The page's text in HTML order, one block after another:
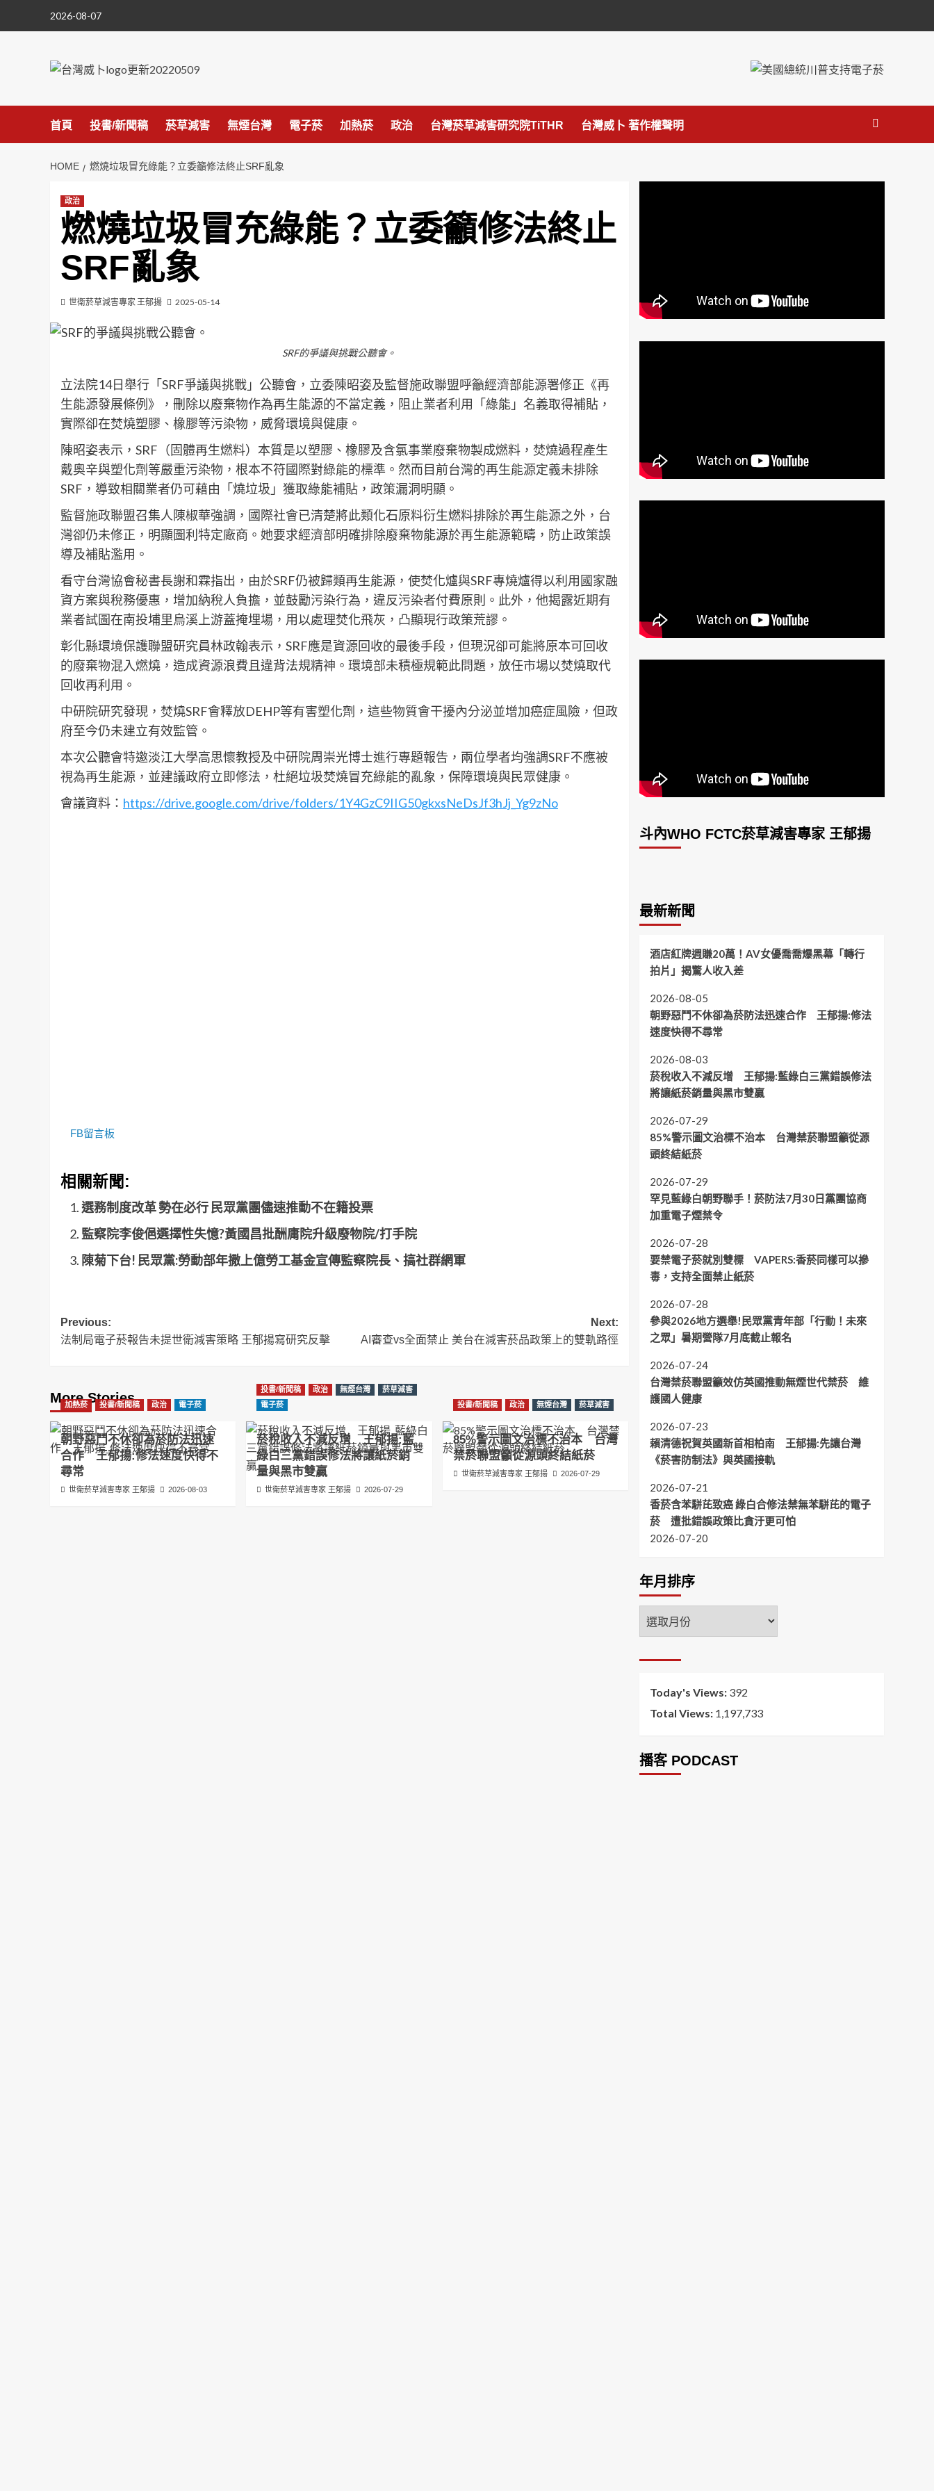
2026-08-07
首頁 投書/新聞稿 菸草減害 無煙台灣 電子菸 加熱菸 政治 台灣菸草減害研究院TiTHR 台灣威卜 著作權聲明
HOME 燃燒垃圾冒充綠能？立委籲修法終止SRF亂象
政治
燃燒垃圾冒充綠能？立委籲修法終止
SRF亂象
世衛菸草減害專家 王郁揚 2025-05-14
SRF的爭議與挑戰公聽會。
立法院14日舉行「SRF爭議與挑戰」公聽會，立委陳昭姿及監督施政聯盟呼籲經濟部能源署修正《再
生能源發展條例》，刪除以廢棄物作為再生能源的不當定義，阻止業者利用「綠能」名義取得補貼，
實際卻在焚燒塑膠、橡膠等污染物，威脅環境與健康。
陳昭姿表示，SRF（固體再生燃料）本質是以塑膠、橡膠及含氯事業廢棄物製成燃料，焚燒過程產生
戴奧辛與塑化劑等嚴重污染物，根本不符國際對綠能的標準。然而目前台灣的再生能源定義未排除
SRF，導致相關業者仍可藉由「燒垃圾」獲取綠能補貼，政策漏洞明顯。
監督施政聯盟召集人陳椒華強調，國際社會已清楚將此類化石原料衍生燃料排除於再生能源之外，台
灣卻仍未修正，明顯圖利特定廠商。她要求經濟部明確排除廢棄物能源於再生能源範疇，防止政策誤
導及補貼濫用。
看守台灣協會秘書長謝和霖指出，由於SRF仍被歸類再生能源，使焚化爐與SRF專燒爐得以利用國家融
資方案與稅務優惠，增加納稅人負擔，並鼓勵污染行為，違反污染者付費原則。此外，他揭露近期有
業者試圖在南投埔里烏溪上游蓋掩埋場，用以處理焚化飛灰，凸顯現行政策荒謬。
彰化縣環境保護聯盟研究員林政翰表示，SRF應是資源回收的最後手段，但現況卻可能將原本可回收
的廢棄物混入燃燒，造成資源浪費且違背法規精神。環境部未積極規範此問題，放任市場以焚燒取代
回收再利用。
中研院研究發現，焚燒SRF會釋放DEHP等有害塑化劑，這些物質會干擾內分泌並增加癌症風險，但政
府至今仍未建立有效監管。
本次公聽會特邀淡江大學高思懷教授及中研院周崇光博士進行專題報告，兩位學者均強調SRF不應被
視為再生能源，並建議政府立即修法，杜絕垃圾焚燒冒充綠能的亂象，保障環境與民眾健康。
會議資料： https://drive.google.com/drive/folders/1Y4GzC9IIG50gkxsNeDsJf3hJj_Yg9zNo
FB留言板
相關新聞:
選務制度改革 勢在必行 民眾黨團儘速推動不在籍投票
監察院李俊俋選擇性失憶?黃國昌批酬庸院升級廢物院/打手院
陳菊下台! 民眾黨:勞動部年撒上億勞工基金宣傳監察院長、搞社群網軍
Post
navigation
Previous:
法制局電子菸報告未提世衛減害策略 王郁揚寫研究反擊
Next:
AI審查vs全面禁止 美台在減害菸品政策上的雙軌路徑
More Stories
加熱菸 投書/新聞稿 政治 電子菸
朝野惡鬥不休卻為菸防法迅速
合作 王郁揚:修法速度快得不
尋常
世衛菸草減害專家 王郁揚 2026-08-03
投書/新聞稿 政治 無煙台灣
菸草減害
電子菸
菸稅收入不減反增 王郁揚:藍
綠白三黨錯誤修法將讓紙菸銷
量與黑市雙贏
世衛菸草減害專家 王郁揚 2026-07-29
投書/新聞稿 政治 無煙台灣 菸草減害
85%警示圖文治標不治本 台灣
禁菸聯盟籲從源頭終結紙菸
世衛菸草減害專家 王郁揚 2026-07-29
斗內WHO FCTC菸草減害專家 王郁揚
最新新聞
酒店紅牌週賺20萬！AV女優喬喬爆黑幕「轉行
拍片」揭驚人收入差
2026-08-05
朝野惡鬥不休卻為菸防法迅速合作 王郁揚:修法
速度快得不尋常
2026-08-03
菸稅收入不減反增 王郁揚:藍綠白三黨錯誤修法
將讓紙菸銷量與黑市雙贏
2026-07-29
85%警示圖文治標不治本 台灣禁菸聯盟籲從源
頭終結紙菸
2026-07-29
罕見藍綠白朝野聯手！菸防法7月30日黨團協商
加重電子煙禁令
2026-07-28
要禁電子菸就別雙標 VAPERS:香菸同樣可以摻
毒，支持全面禁止紙菸
2026-07-28
參與2026地方選舉!民眾黨青年部「行動！未來
之眾」暑期營隊7月底截止報名
2026-07-24
台灣禁菸聯盟籲效仿英國推動無煙世代禁菸 維
護國人健康
2026-07-23
賴清德祝賀英國新首相柏南 王郁揚:先讓台灣
《菸害防制法》與英國接軌
2026-07-21
香菸含苯駢芘致癌 綠白合修法禁無苯駢芘的電子
菸 遭批錯誤政策比貪汙更可怕
2026-07-20
年月排序
年
月
序
Today's Views: 392
Total Views: 1,197,733
播客 PODCAST